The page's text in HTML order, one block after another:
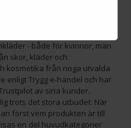
- både för kvinnor, män
skor, kläder och
kosmetika från noga utvalda
enligt Trygg e-handel och har
av sina kunder.
trots det stora utbudet. När
först vem produkten är till
en del huvudkategorier